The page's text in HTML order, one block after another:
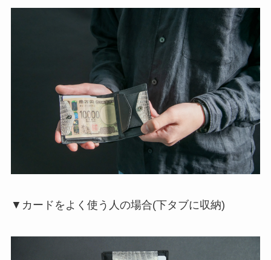
▼カードをよく使う人の場合(下タブに収納)